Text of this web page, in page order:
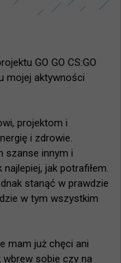
GO GO CS:GO
mojej aktywności
projektom i
i zdrowie.
szanse innym i
jak potrafiłem.
stanąć w prawdzie
w tym wszystkim
mam już chęci ani
sobie czy na